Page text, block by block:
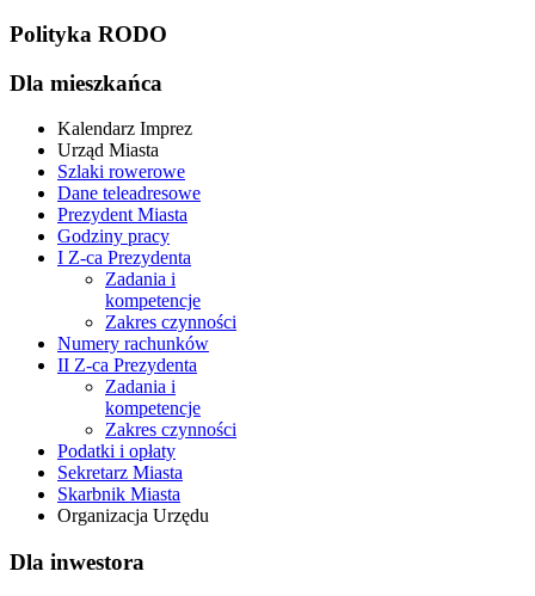
Polityka RODO
Dla mieszkańca
Kalendarz Imprez
Urząd Miasta
Szlaki rowerowe
Dane teleadresowe
Prezydent Miasta
Godziny pracy
I Z-ca Prezydenta
Zadania i
kompetencje
Zakres czynności
Numery rachunków
II Z-ca Prezydenta
Zadania i
kompetencje
Zakres czynności
Podatki i opłaty
Sekretarz Miasta
Skarbnik Miasta
Organizacja Urzędu
Dla inwestora